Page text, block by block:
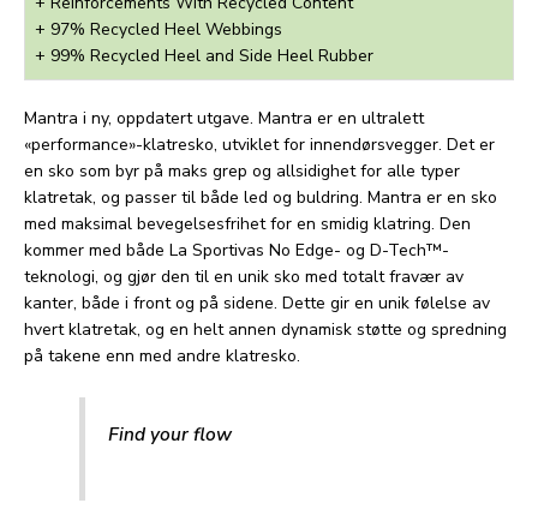
+ 97% Recycled Heel Webbings
+ 99% Recycled Heel and Side Heel Rubber
Mantra i ny, oppdatert utgave. Mantra er en ultralett
«performance»-klatresko, utviklet for innendørsvegger. Det er
en sko som byr på maks grep og allsidighet for alle typer
klatretak, og passer til både led og buldring. Mantra er en sko
med maksimal bevegelsesfrihet for en smidig klatring. Den
kommer med både La Sportivas No Edge- og D-Tech™-
teknologi, og gjør den til en unik sko med totalt fravær av
kanter, både i front og på sidene. Dette gir en unik følelse av
hvert klatretak, og en helt annen dynamisk støtte og spredning
på takene enn med andre klatresko.
Find your flow